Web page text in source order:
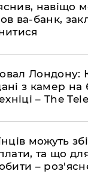
навіщо
ва-банк,
Лондону:
з камер на
– The
можуть
та що
–